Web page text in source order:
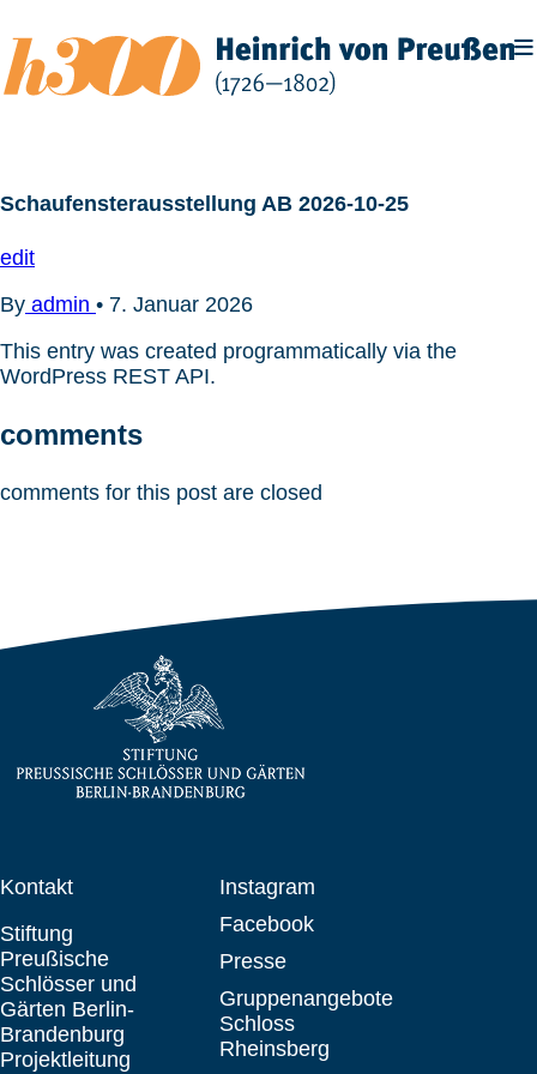
Inhalt
springen
Schaufensterausstellung AB 2026-10-25
edit
By admin • 7. Januar 2026
This entry was created programmatically via the
WordPress REST API.
comments
comments for this post are closed
Kontakt
Stiftung
Preußische
Schlösser und
Gärten Berlin-
Brandenburg
Projektleitung
Instagram
Facebook
Presse
Gruppenangebote
Schloss
Rheinsberg